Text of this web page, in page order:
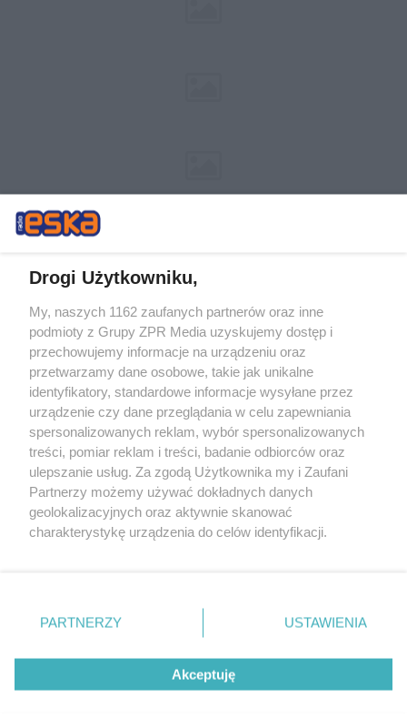
Żaden utwór zamieszczony w serwisie nie może być powielany i
rozpowszechniany lub dalej rozpowszechniany w jakikolwiek sposób (w
tym także elektroniczny lub mechaniczny) na jakimkolwiek polu
eksploatacji w jakiejkolwiek formie, włącznie z umieszczaniem w
Internecie bez pisemnej zgody właściciela praw. Jakiekolwiek użycie lub
wykorzystanie utworów w całości lub w części z naruszeniem prawa,
tzn. bez właściwej zgody, jest zabronione pod groźbą kary i może być
ścigane prawnie.
© 2026 Grupa ZPR Media
Drogi Użytkowniku,
My, naszych 1162 zaufanych partnerów oraz inne
podmioty z Grupy ZPR Media uzyskujemy dostęp i
przechowujemy informacje na urządzeniu oraz
przetwarzamy dane osobowe, takie jak unikalne
identyfikatory, standardowe informacje wysyłane przez
urządzenie czy dane przeglądania w celu zapewniania
spersonalizowanych reklam, wybór spersonalizowanych
treści, pomiar reklam i treści, badanie odbiorców oraz
ulepszanie usług. Za zgodą Użytkownika my i Zaufani
Partnerzy możemy używać dokładnych danych
geolokalizacyjnych oraz aktywnie skanować
charakterystykę urządzenia do celów identyfikacji.
zmienić/wycofać klikając przycisk ustawień prywatności
znajdujący się w lewym dolnym rogu strony
rodzaje przetwarzania danych nie wymagają zgody
użytkownika, ale masz prawo sprzeciwić się takiemu
przetwarzaniu. Preferencje będą miały zastosowanie tylko
PARTNERZY USTAWIENIA
Akceptuję